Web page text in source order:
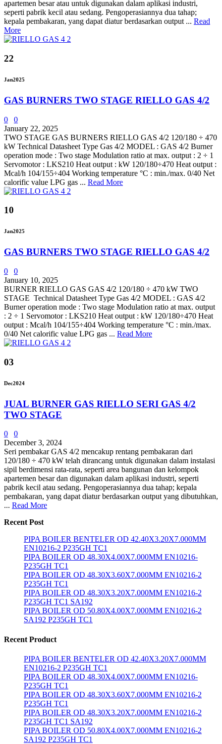
apartemen besar atau untuk digunakan dalam aplikasi industri,
seperti pabrik kecil atau sedang. Pengoperasiannya dua tahap;
kepala pembakaran, yang dapat diatur berdasarkan output ... Read
More
22
Jan2025
GAS BURNERS TWO STAGE RIELLO GAS 4/2
0
0
January 22, 2025
TWO STAGE GAS BURNERS RIELLO GAS 4/2 120/180 ÷ 470
kW Technical Datasheet Type Gas 4/2 MODEL : GAS 4/2 Burner
operation mode : Two stage Modulation ratio at max. output : 2 ÷ 1
Servomotor : LKS210 Heat output : kW 120/180÷470 Heat output :
Mcal/h 104/155÷404 Working temperature °C : min./max. 0/40 Net
calorific value LPG gas ... Read More
10
Jan2025
GAS BURNERS TWO STAGE RIELLO GAS 4/2
0
0
January 10, 2025
BURNER RIELLO GAS GAS 4/2 120/180 ÷ 470 kW TWO
STAGE Technical Datasheet Type Gas 4/2 MODEL : GAS 4/2
Burner operation mode : Two stage Modulation ratio at max. output
: 2 ÷ 1 Servomotor : LKS210 Heat output : kW 120/180÷470 Heat
output : Mcal/h 104/155÷404 Working temperature °C : min./max.
0/40 Net calorific value LPG gas ... Read More
03
Dec2024
JUAL BURNER GAS RIELLO SERI GAS 4/2
TWO STAGE
0
0
December 3, 2024
Seri pembakar GAS 4/2 mencakup rentang pembakaran dari
120/180 ÷ 470 kW telah dirancang untuk digunakan dalam instalasi
sipil berdimensi rata-rata, seperti area bangunan dan kelompok
apartemen besar dan digunakan dalam aplikasi industri, seperti
pabrik kecil atau sedang. Pengoperasiannya dua tahap; kepala
pembakaran, yang dapat diatur berdasarkan output yang dibutuhkan,
... Read More
Recent Post
PIPA BOILER BENTELER OD 42.40X3.20X7.000MM
EN10216-2 P235GH TC1
PIPA BOILER OD 48.30X4.00X7.000MM EN10216-
P235GH TC1
PIPA BOILER OD 48.30X3.60X7.000MM EN10216-2
P235GH TC1
PIPA BOILER OD 48.30X3.20X7.000MM EN10216-2
P235GH TC1 SA192
PIPA BOILER OD 50.80X4.00X7.000MM EN10216-2
SA192 P235GH TC1
Recent Product
PIPA BOILER BENTELER OD 42.40X3.20X7.000MM
EN10216-2 P235GH TC1
PIPA BOILER OD 48.30X4.00X7.000MM EN10216-
P235GH TC1
PIPA BOILER OD 48.30X3.60X7.000MM EN10216-2
P235GH TC1
PIPA BOILER OD 48.30X3.20X7.000MM EN10216-2
P235GH TC1 SA192
PIPA BOILER OD 50.80X4.00X7.000MM EN10216-2
SA192 P235GH TC1